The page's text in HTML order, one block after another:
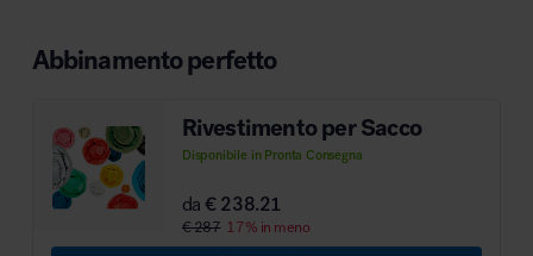
MillerKnoll
Abbinamento perfetto
Rivestimento per Sacco
Disponibile in Pronta Consegna
da€ 238.21
€ 287 17% in meno